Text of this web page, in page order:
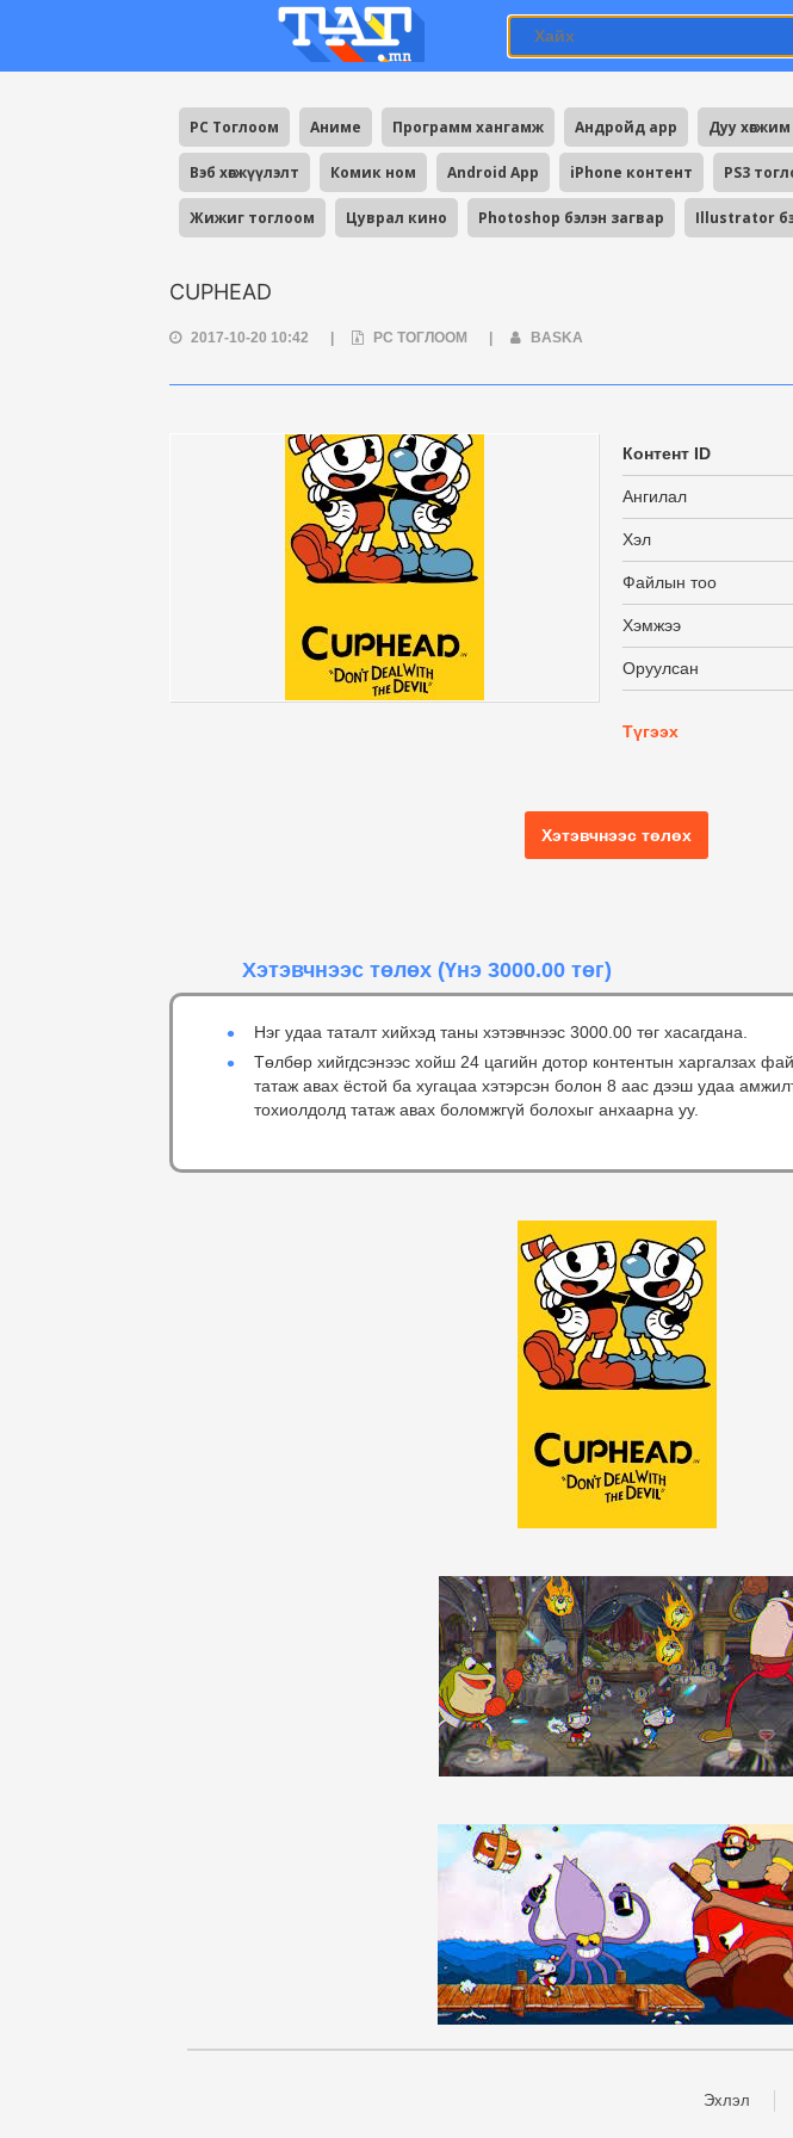
PC Тоглоом Аниме Программ хангамж Андройд app Дуу хөгжим
Вэб хөгжүүлэлт Комик ном Android App iPhone контент PS3
Жижиг тоглоом Цуврал кино Photoshop бэлэн загвар Illustrator
CUPHEAD
2017-10-20 10:42 PC ТОГЛООМ BASKA
Контент ID
Ангилал
Хэл
Файлын тоо
Хэмжээ
Оруулсан
Түгээх
Хэтэвчнээс төлөх
Хэтэвчнээс төлөх (Үнэ 3000.00 төг)
Нэг удаа таталт хийхэд таны хэтэвчнээс 3000.00 төг хасагдана.
Төлбөр хийгдсэнээс хойш 24 цагийн дотор контентын харгалзах
татаж авах ёстой ба хугацаа хэтэрсэн болон 8 аас дээш удаа
тохиолдолд татаж авах боломжгүй болохыг анхаарна уу.
Эхлэл